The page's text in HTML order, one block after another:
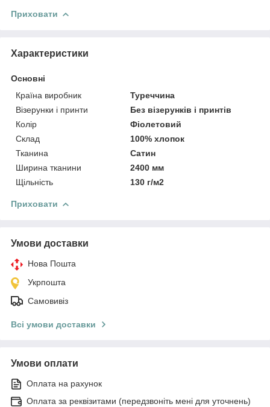
Приховати
Характеристики
Основні
Країна виробник
Туреччина
Візерунки і принти
Без візерунків і принтів
Колір
Фіолетовий
Склад
100% хлопок
Тканина
Сатин
Ширина тканини
2400 мм
Щільність
130 г/м2
Приховати
Умови доставки
Нова Пошта
Укрпошта
Самовивіз
Всі умови доставки
Умови оплати
Оплата на рахунок
Оплата за реквізитами (передзвоніть мені для уточнень)